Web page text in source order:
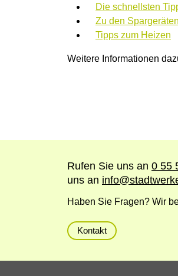
Die schnellsten
Zu den Spargeräten
Tipps zum Heizen
Weitere Informationen
Rufen Sie uns an 0 55
uns an info@
Haben Sie Fragen? Wir
Kontakt